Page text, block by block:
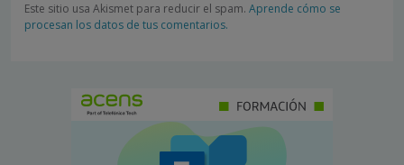
Este sitio usa Akismet para reducir el spam. Aprende cómo se
procesan los datos de tus comentarios.